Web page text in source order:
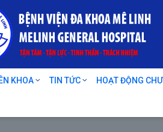
KHOA TIN TỨC HOẠT ĐỘNG